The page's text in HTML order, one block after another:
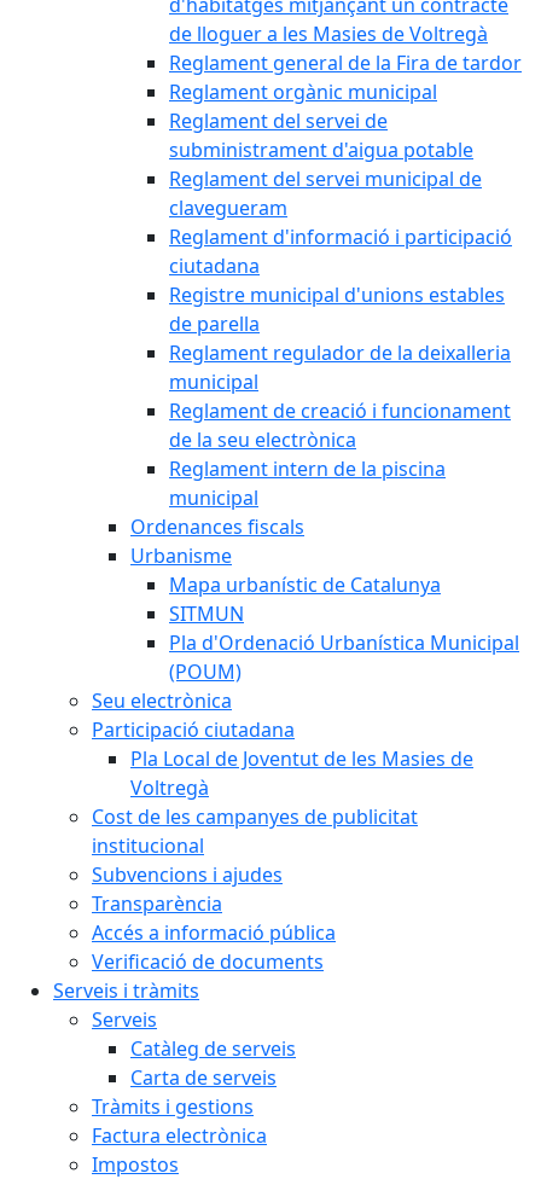
de lloguer a les Masies de Voltregà
Reglament general de la Fira de tardor
Reglament orgànic municipal
Reglament del servei de
subministrament d'aigua potable
Reglament del servei municipal de
clavegueram
Reglament d'informació i participació
ciutadana
Registre municipal d'unions estables
de parella
Reglament regulador de la deixalleria
municipal
Reglament de creació i funcionament
de la seu electrònica
Reglament intern de la piscina
municipal
Ordenances fiscals
Urbanisme
Mapa urbanístic de Catalunya
SITMUN
Pla d'Ordenació Urbanística Municipal
(POUM)
Seu electrònica
Participació ciutadana
Pla Local de Joventut de les Masies de
Voltregà
Cost de les campanyes de publicitat
institucional
Subvencions i ajudes
Transparència
Accés a informació pública
Verificació de documents
Serveis i tràmits
Serveis
Catàleg de serveis
Carta de serveis
Tràmits i gestions
Factura electrònica
Impostos